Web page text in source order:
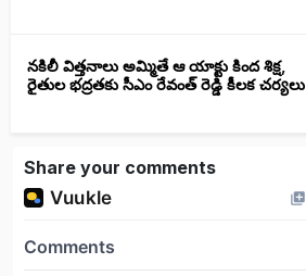
నకిలీ విత్తనాలు అమ్మితే ఆ యాక్టు కింద శిక్ష,
రైతుల భద్రతకు సీఎం రేవంత్ రెడ్డి కీలక చర్యలు
Share your comments